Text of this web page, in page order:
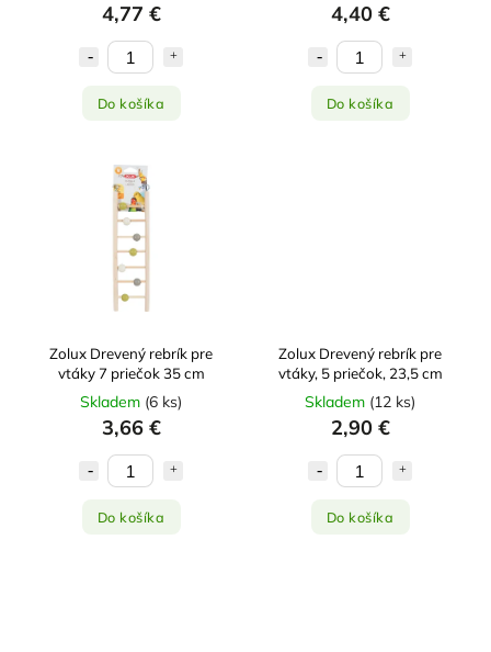
4,77 €
Do košíka
4,40 €
Do košíka
Zolux Drevený rebrík pre
vtáky 7 priečok 35 cm
Skladem (6 ks)
3,66 €
Do košíka
Zolux Drevený rebrík pre
vtáky, 5 priečok, 23,5 cm
Skladem (12 ks)
2,90 €
Do košíka